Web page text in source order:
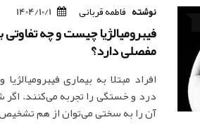
نوشته فاطمه قربانی 1404/10/1
فیبرومیالژیا چیست و چه تفاوتی
مفصلی دارد؟
افراد مبتلا به بیماری
درد و خستگی را تجربه می‌کنند. اگر
آن را به سختی می‌توان از هم